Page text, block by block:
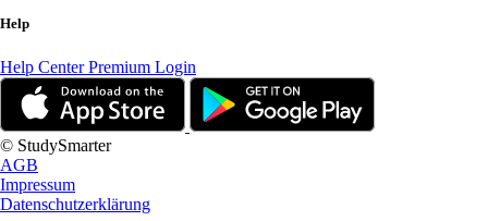
Help
Help CenterPremium Login
© StudySmarter
AGB
Impressum
Datenschutzerklärung